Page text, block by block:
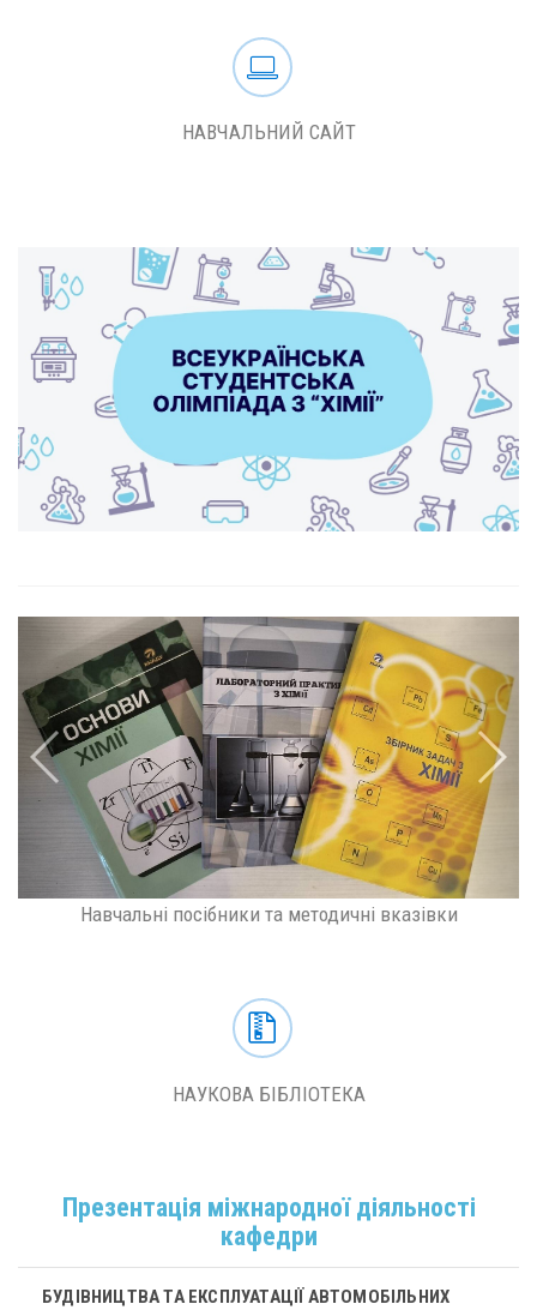
НАВЧАЛЬНИЙ САЙТ
Навчальні посібники та методичні вказівки
НАУКОВА БІБЛІОТЕКА
Презентація міжнародної діяльності
кафедри
БУДІВНИЦТВА ТА ЕКСПЛУАТАЦІЇ АВТОМОБІЛЬНИХ